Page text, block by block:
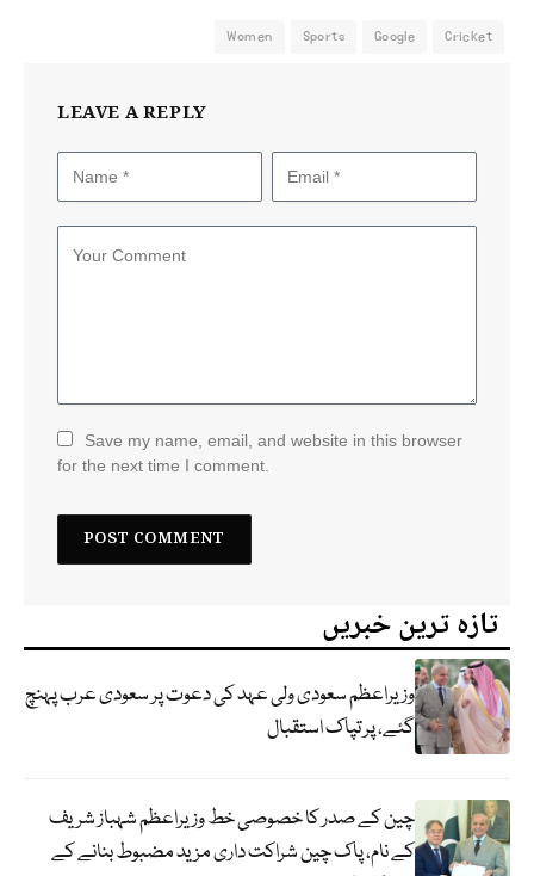
Cricket
Google
Sports
Women
LEAVE A REPLY
Save my name, email, and website in this browser
for the next time I comment.
تازہ ترین خبریں
وزیراعظم سعودی ولی عہد کی دعوت پر سعودی عرب پہنچ
گئے، پر تپاک استقبال
چین کے صدر کا خصوصی خط وزیراعظم شہباز شریف
کے نام، پاک چین شراکت داری مزید مضبوط بنانے کے